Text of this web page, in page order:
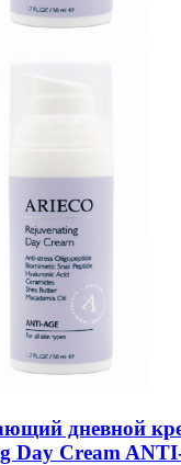
дневной
Day Cream